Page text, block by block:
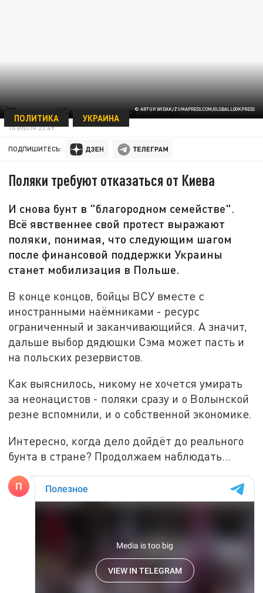
© ARTUR WIDAK/ZUMAPRESS.COM/GLOBALLOOKPRESS
ПОЛИТИКА УКРАИНА
16 ИЮЛЯ 23:49
ПОДПИШИТЕСЬ:
Поляки требуют отказаться от Киева
И снова бунт в "благородном семействе".
Всё явственнее свой протест выражают
поляки, понимая, что следующим шагом
после финансовой поддержки Украины
станет мобилизация в Польше.
В конце концов, бойцы ВСУ вместе с
иностранными наёмниками - ресурс
ограниченный и заканчивающийся. А значит,
дальше выбор дядюшки Сэма может пасть и
на польских резервистов.
Как выяснилось, никому не хочется умирать
за неонацистов - поляки сразу и о Волынской
резне вспомнили, и о собственной экономике.
Интересно, когда дело дойдёт до реального
бунта в стране? Продолжаем наблюдать...